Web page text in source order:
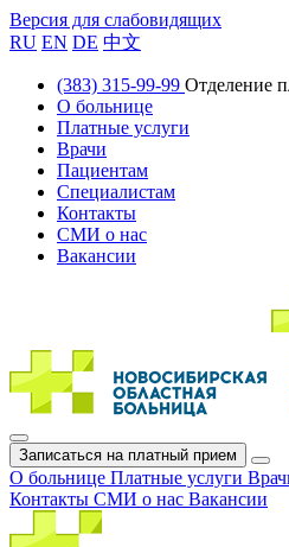
Версия для слабовидящих
RU EN DE 中文
(383) 315-99-99 Отделение
О больнице
Платные услуги
Врачи
Пациентам
Специалистам
Контакты
СМИ о нас
Вакансии
Записаться на платный прием
О больнице Платные услуги
Контакты СМИ о нас Вакансии